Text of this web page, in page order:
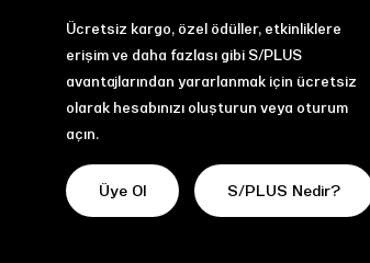
Ücretsiz kargo, özel ödüller, etkinliklere
erişim ve daha fazlası gibi S/PLUS
avantajlarından yararlanmak için ücretsiz
olarak hesabınızı oluşturun veya oturum
açın.
Üye Ol S/PLUS Nedir?